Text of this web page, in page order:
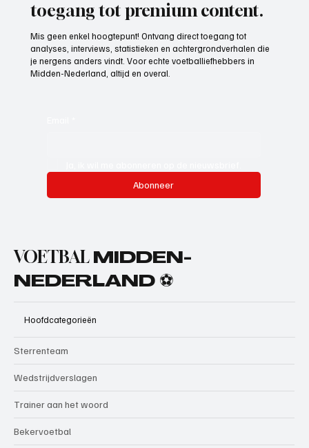
toegang tot premium content.
Mis geen enkel hoogtepunt! Ontvang direct toegang tot
analyses, interviews, statistieken en achtergrondverhalen die
je nergens anders vindt. Voor echte voetballiefhebbers in
Midden-Nederland, altijd en overal.
Abonneer
VOETBAL MIDDEN-
NEDERLAND ⚽
Hoofdcategorieën
Sterrenteam
Wedstrijdverslagen
Trainer aan het woord
Bekervoetbal